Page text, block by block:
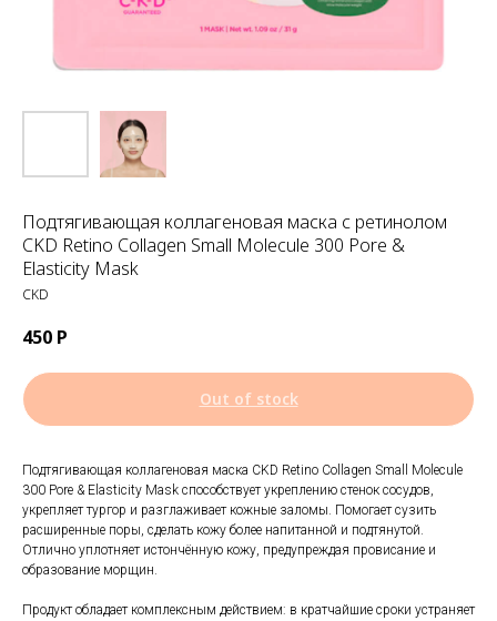
Подтягивающая коллагеновая маска с ретинолом
CKD Retino Collagen Small Molecule 300 Pore &
Elasticity Mask
CKD
450 Р
Out of stock
Подтягивающая коллагеновая маска CKD Retino Collagen Small Molecule
300 Pore & Elasticity Mask способствует укреплению стенок сосудов,
укрепляет тургор и разглаживает кожные заломы. Помогает сузить
расширенные поры, сделать кожу более напитанной и подтянутой.
Отлично уплотняет истончённую кожу, предупреждая провисание и
образование морщин.
Продукт обладает комплексным действием: в кратчайшие сроки устраняет